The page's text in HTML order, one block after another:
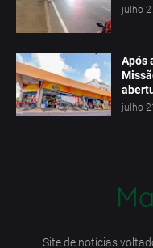
julho
Após
julho
Site de notícias